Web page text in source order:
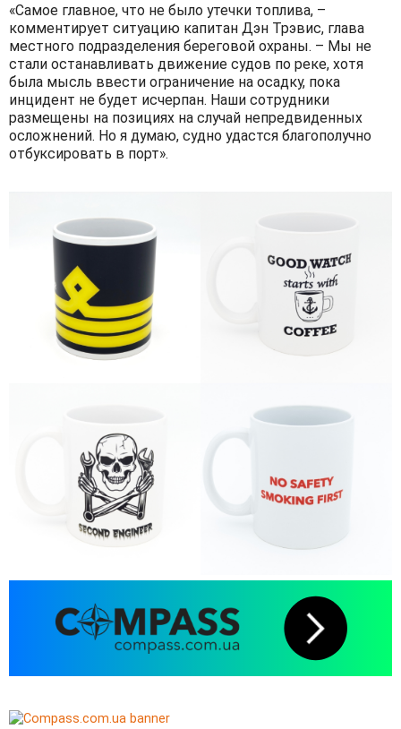
«Самое главное, что не было утечки топлива, –
комментирует ситуацию капитан Дэн Трэвис, глава
местного подразделения береговой охраны. – Мы не
стали останавливать движение судов по реке, хотя
была мысль ввести ограничение на осадку, пока
инцидент не будет исчерпан. Наши сотрудники
размещены на позициях на случай непредвиденных
осложнений. Но я думаю, судно удастся благополучно
отбуксировать в порт».